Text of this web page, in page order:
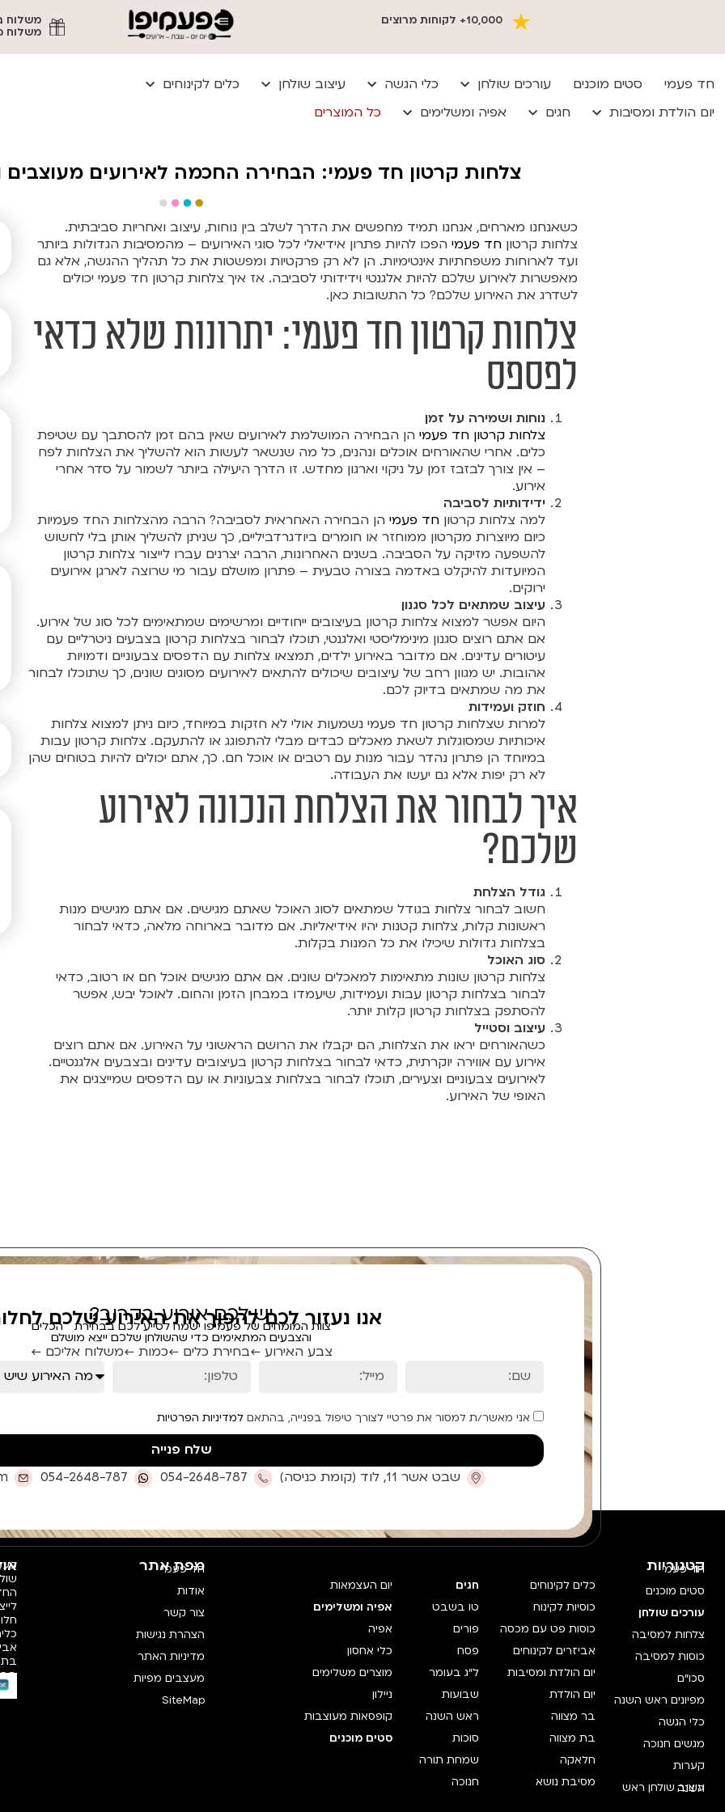
10,000+ לקוחות מרוצים
משלוח מהיר
חד פעמי סטים מוכנים עורכים שולחן כלי הגשה עיצוב שולחן
כלים לקינוחים
יום הולדת ומסיבות
חגים אפיה ומשלימים כל המוצרים
צלחות קרטון חד פעמי: הבחירה החכמה לאירועים מעוצבים
כשאנחנו מארחים, אנחנו תמיד מחפשים את הדרך לשלב בין נוחות, עיצוב ואחריות סביבתית.
צלחות קרטון חד פעמי הפכו להיות פתרון אידיאלי לכל סוגי האירועים – מהמסיבות הגדולות ביותר
ועד לארוחות משפחתיות אינטימיות. הן לא רק פרקטיות ומפשטות את כל תהליך ההגשה, אלא גם
מאפשרות לאירוע שלכם להיות אלגנטי וידידותי לסביבה. אז איך צלחות קרטון חד פעמי יכולים
לשדרג את האירוע שלכם? כל התשובות כאן.
צלחות קרטון חד פעמי: יתרונות שלא כדאי
לפספס
נוחות ושמירה על זמן
צלחות קרטון חד פעמי הן הבחירה המושלמת לאירועים שאין בהם זמן להסתבך עם שטיפת
כלים. אחרי שהאורחים אוכלים ונהנים, כל מה שנשאר לעשות הוא להשליך את הצלחות לפח
– אין צורך לבזבז זמן על ניקוי וארגון מחדש. זו הדרך היעילה ביותר לשמור על סדר אחרי
אירוע.
ידידותיות לסביבה
למה צלחות קרטון חד פעמי הן הבחירה האחראית לסביבה? הרבה מהצלחות החד פעמיות
כיום מיוצרות מקרטון ממוחזר או חומרים ביודגרדביליים, כך שניתן להשליך אותן בלי לחשוש
להשפעה מזיקה על הסביבה. בשנים האחרונות, הרבה יצרנים עברו לייצור צלחות קרטון
המיועדות להיקלט באדמה בצורה טבעית – פתרון מושלם עבור מי שרוצה לארגן אירועים
ירוקים.
עיצוב שמתאים לכל סגנון
היום אפשר למצוא צלחות קרטון בעיצובים ייחודיים ומרשימים שמתאימים לכל סוג של אירוע.
אם אתם רוצים סגנון מינימליסטי ואלגנטי, תוכלו לבחור בצלחות קרטון בצבעים ניטרליים עם
עיטורים עדינים. אם מדובר באירוע ילדים, תמצאו צלחות עם הדפסים צבעוניים ודמויות
אהובות. יש מגוון רחב של עיצובים שיכולים להתאים לאירועים מסוגים שונים, כך שתוכלו לבחור
את מה שמתאים בדיוק לכם.
חוזק ועמידות
למרות שצלחות קרטון חד פעמי נשמעות אולי לא חזקות במיוחד, כיום ניתן למצוא צלחות
איכותיות שמסוגלות לשאת מאכלים כבדים מבלי להתפוגג או להתעקם. צלחות קרטון עבות
במיוחד הן פתרון נהדר עבור מנות עם רטבים או אוכל חם. כך, אתם יכולים להיות בטוחים שהן
לא רק יפות אלא גם יעשו את העבודה.
איך לבחור את הצלחת הנכונה לאירוע
שלכם?
גודל הצלחת
חשוב לבחור צלחות בגודל שמתאים לסוג האוכל שאתם מגישים. אם אתם מגישים מנות
ראשונות קלות, צלחות קטנות יהיו אידיאליות. אם מדובר בארוחה מלאה, כדאי לבחור
בצלחות גדולות שיכילו את כל המנות בקלות.
סוג האוכל
צלחות קרטון שונות מתאימות למאכלים שונים. אם אתם מגישים אוכל חם או רטוב, כדאי
לבחור בצלחות קרטון עבות ועמידות, שיעמדו במבחן הזמן והחום. לאוכל יבש, אפשר
להסתפק בצלחות קרטון קלות יותר.
עיצוב וסטייל
כשהאורחים יראו את הצלחות, הם יקבלו את הרושם הראשוני על האירוע. אם אתם רוצים
אירוע עם אווירה יוקרתית, כדאי לבחור בצלחות קרטון בעיצובים עדינים ובצבעים אלגנטיים.
לאירועים צבעוניים וצעירים, תוכלו לבחור בצלחות צבעוניות או עם הדפסים שמייצגים את
האופי של האירוע.
יש לכם אירוע בקרוב?
אנו נעזור לכם להפוך את האירוע שלכם
צוות המומחים של פעמיפו ישמח לסייע לכם בבחירת הכלים
והצבעים המתאימים כדי שהשולחן שלכם ייצא מושלם
צבע האירוע ←בחירת כלים ←כמות ←משלוח אליכם ←
אני מאשר/ת למסור את פרטיי לצורך טיפול בפנייה, בהתאםלמדיניות הפרטיות
שלח פנייה
שבט אשר 11, לוד (קומת כניסה)
054-2648-787
054-2648-787
קטגוריות
חד פעמי
סטים מוכנים
עורכים שולחן
צלחות למסיבה
כוסות למסיבה
סכו"ם
מפיונים ראש השנה
כלי הגשה
מגשים חנוכה
קערות
עיצוב שולחן ראש השנה
כלים לקינוחים
כוסיות לקינוח
כוסות פט עם מכסה
אביזרים לקינוחים
יום הולדת ומסיבות
יום הולדת
בר מצווה
בת מצווה
חלאקה
מסיבת נושא
חגים
טו בשבט
פורים
פסח
ל"ג בעומר
שבועות
ראש השנה
סוכות
שמחת תורה
חנוכה
יום העצמאות
אפיה ומשלימים
אפיה
כלי אחסון
מוצרים משלימים
ניילון
קופסאות מעוצבות
סטים מוכנים
מפת אתר
חד פעמי
אודות
צור קשר
הצהרת נגישות
מדיניות האתר
מעצבים מפיות
SiteMap